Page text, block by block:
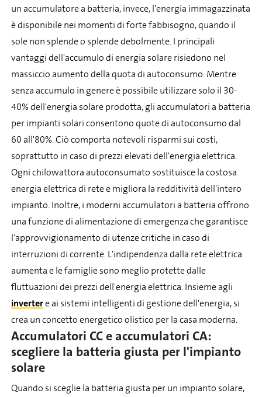
un accumulatore a batteria, invece, l'energia immagazzinata
è disponibile nei momenti di forte fabbisogno, quando il
sole non splende o splende debolmente. I principali
vantaggi dell'accumulo di energia solare risiedono nel
massiccio aumento della quota di autoconsumo. Mentre
senza accumulo in genere è possibile utilizzare solo il 30-
40% dell'energia solare prodotta, gli accumulatori a batteria
per impianti solari consentono quote di autoconsumo dal
60 all'80%. Ciò comporta notevoli risparmi sui costi,
soprattutto in caso di prezzi elevati dell'energia elettrica.
Ogni chilowattora autoconsumato sostituisce la costosa
energia elettrica di rete e migliora la redditività dell'intero
impianto. Inoltre, i moderni accumulatori a batteria offrono
una funzione di alimentazione di emergenza che garantisce
l'approvvigionamento di utenze critiche in caso di
interruzioni di corrente. L'indipendenza dalla rete elettrica
aumenta e le famiglie sono meglio protette dalle
fluttuazioni dei prezzi dell'energia elettrica. Insieme agli
invertere ai sistemi intelligenti di gestione dell'energia, si
crea un concetto energetico olistico per la casa moderna.
Accumulatori CC e accumulatori CA:
scegliere la batteria giusta per l'impianto
solare
Quando si sceglie la batteria giusta per un impianto solare,